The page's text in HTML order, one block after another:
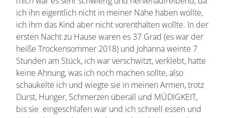
ich ihn eigentlich nicht in meiner Nähe haben wollte,
ich ihm das Kind aber nicht vorenthalten wollte. In der
ersten Nacht zu Hause waren es 37 Grad (es war der
heiße Trockensommer 2018) und Johanna weinte 7
Stunden am Stück, ich war verschwitzt, verklebt, hatte
keine Ahnung, was ich noch machen sollte, also
schaukelte ich und wiegte sie in meinen Armen, trotz
Durst, Hunger, Schmerzen überall und MÜDIGKEIT,
bis sie eingeschlafen war und ich schnell essen und